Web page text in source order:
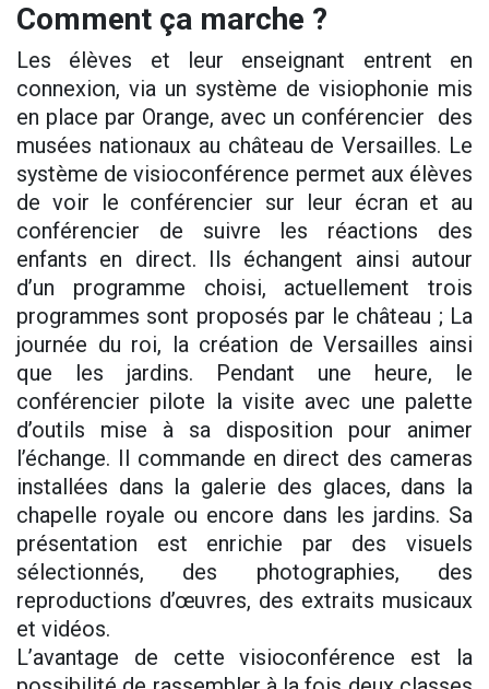
Comment ça marche ?
Les élèves et leur enseignant entrent en
connexion, via un système de visiophonie mis
en place par Orange, avec un conférencier des
musées nationaux au château de Versailles. Le
système de visioconférence permet aux élèves
de voir le conférencier sur leur écran et au
conférencier de suivre les réactions des
enfants en direct. Ils échangent ainsi autour
d’un programme choisi, actuellement trois
programmes sont proposés par le château ; La
journée du roi, la création de Versailles ainsi
que les jardins. Pendant une heure, le
conférencier pilote la visite avec une palette
d’outils mise à sa disposition pour animer
l’échange. Il commande en direct des cameras
installées dans la galerie des glaces, dans la
chapelle royale ou encore dans les jardins. Sa
présentation est enrichie par des visuels
sélectionnés, des photographies, des
reproductions d’œuvres, des extraits musicaux
et vidéos.
L’avantage de cette visioconférence est la